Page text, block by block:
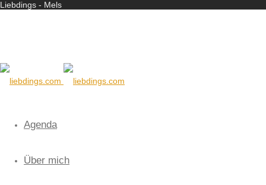
Liebdings - Mels
Agenda
Über mich